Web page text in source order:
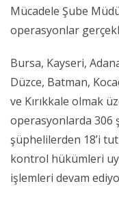
Mücadele Şube
operasyonlar
Bursa, Kayseri,
Düzce, Batman,
ve Kırıkkale olmak
operasyonlarda 306
şüphelilerden 18’i
kontrol hükümleri
işlemleri devam